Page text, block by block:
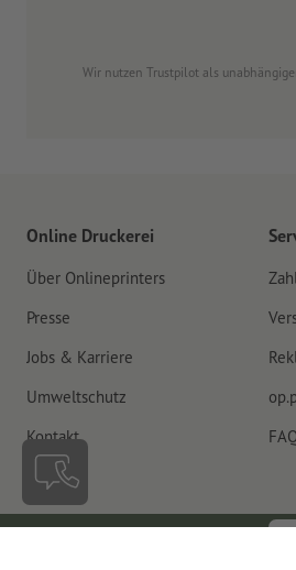
Wir nutzen Trustpilot als
Online Druckerei
Über Onlineprinters
Presse
Jobs & Karriere
Umweltschutz
Kontakt